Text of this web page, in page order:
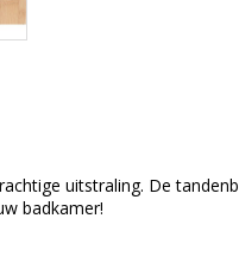
uitstraling. De
badkamer!